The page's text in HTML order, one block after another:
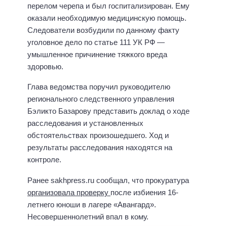
перелом черепа и был госпитализирован. Ему
оказали необходимую медицинскую помощь.
Следователи возбудили по данному факту
уголовное дело по статье 111 УК РФ —
умышленное причинение тяжкого вреда
здоровью.
Глава ведомства поручил руководителю
регионального следственного управления
Бэликто Базарову представить доклад о ходе
расследования и установленных
обстоятельствах произошедшего. Ход и
результаты расследования находятся на
контроле.
Ранее sakhpress.ru сообщал, что прокуратура
организовала проверку после избиения 16-
летнего юноши в лагере «Авангард».
Несовершеннолетний впал в кому.